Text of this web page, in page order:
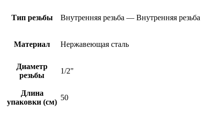
Тип резьбы Внутренняя резьба — Внутренняя резьба
Материал Нержавеющая сталь
Диаметр
резьбы
1/2"
Длина
упаковки (см)
50